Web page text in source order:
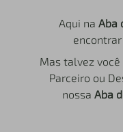
Aqui na Aba
Mas talvez
Parceiro ou
nossa Aba